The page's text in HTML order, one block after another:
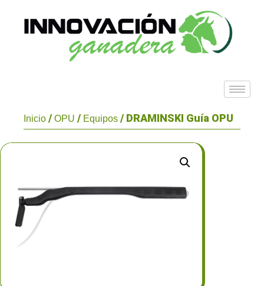
Inicio / OPU / Equipos / DRAMINSKI Guía OPU